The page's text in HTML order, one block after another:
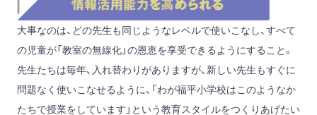
大事なのは、どの先生も同じようなレベルで使いこなし、すべて
の児童が「教室の無線化」の恩恵を享受できるようにすること。
先生たちは毎年、入れ替わりがありますが、新しい先生もすぐに
問題なく使いこなせるように、「わが福平小学校はこのようなか
たちで授業をしています」という教育スタイルをつくりあげたい